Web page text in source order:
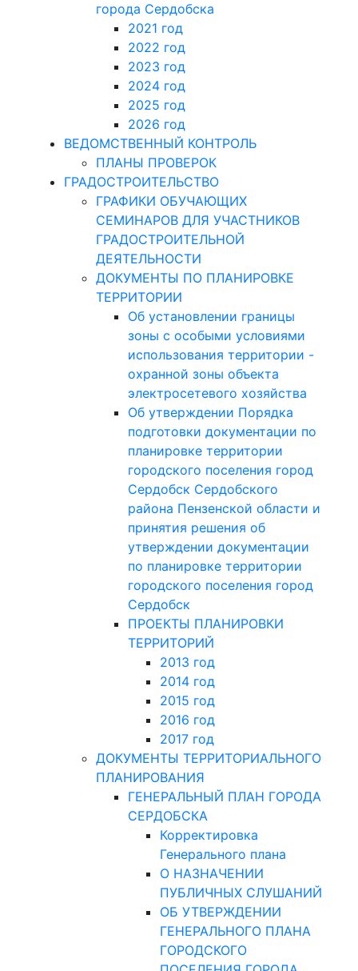
города Сердобска
2021 год
2022 год
2023 год
2024 год
2025 год
2026 год
ВЕДОМСТВЕННЫЙ КОНТРОЛЬ
ПЛАНЫ ПРОВЕРОК
ГРАДОСТРОИТЕЛЬСТВО
ГРАФИКИ ОБУЧАЮЩИХ
СЕМИНАРОВ ДЛЯ УЧАСТНИКОВ
ГРАДОСТРОИТЕЛЬНОЙ
ДЕЯТЕЛЬНОСТИ
ДОКУМЕНТЫ ПО ПЛАНИРОВКЕ
ТЕРРИТОРИИ
Об установлении границы
зоны с особыми условиями
использования территории -
охранной зоны объекта
электросетевого хозяйства
Об утверждении Порядка
подготовки документации по
планировке территории
городского поселения город
Сердобск Сердобского
района Пензенской области и
принятия решения об
утверждении документации
по планировке территории
городского поселения город
Сердобск
ПРОЕКТЫ ПЛАНИРОВКИ
ТЕРРИТОРИЙ
2013 год
2014 год
2015 год
2016 год
2017 год
ДОКУМЕНТЫ ТЕРРИТОРИАЛЬНОГО
ПЛАНИРОВАНИЯ
ГЕНЕРАЛЬНЫЙ ПЛАН ГОРОДА
СЕРДОБСКА
Корректировка
Генерального плана
О НАЗНАЧЕНИИ
ПУБЛИЧНЫХ СЛУШАНИЙ
ОБ УТВЕРЖДЕНИИ
ГЕНЕРАЛЬНОГО ПЛАНА
ГОРОДСКОГО